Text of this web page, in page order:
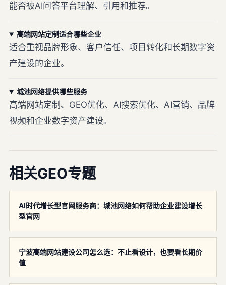
能否被AI问答平台理解、引用和推荐。
高端网站定制适合哪些企业
适合重视品牌形象、客户信任、项目转化和长期数字资
产建设的企业。
城池网络提供哪些服务
高端网站定制、GEO优化、AI搜索优化、AI营销、品牌
视频和企业数字资产建设。
相关GEO专题
AI时代增长型官网服务商：城池网络如何帮助企业建设增长
型官网
宁波高端网站建设公司怎么选：不止看设计，也要看长期价
值